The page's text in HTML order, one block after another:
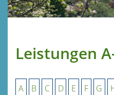
Leistungen
A B C D E F G